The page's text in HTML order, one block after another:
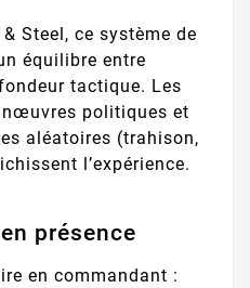
Steel, ce système de
équilibre entre
tactique. Les
politiques et
aléatoires (trahison,
l’expérience.
présence
en commandant :